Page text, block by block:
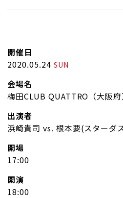
開催日
2020.05.24 SUN
会場名
梅田CLUB QUATTRO（大阪府
出演者
浜崎貴司 vs. 根本要(スターダ
開場
17:00
開演
18:00